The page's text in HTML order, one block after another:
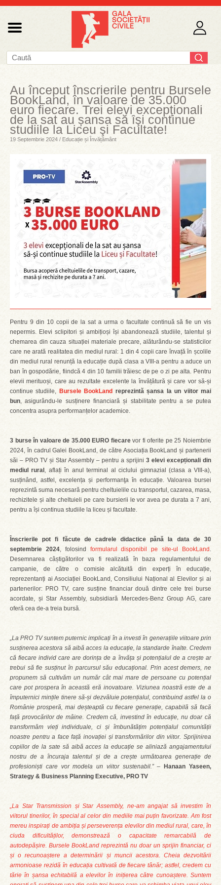
Au început înscrierile pentru Bursele
BookLand, în valoare de 35.000
euro fiecare. Trei elevi excepționali
de la sat au șansa să ȋşi continue
studiile la Liceu şi Facultate!
19 Septembrie 2024 / Educație și Învățământ
Pentru 9 din 10 copii de la sat a urma o facultate continuă să fie un vis
nepermis. Elevi sclipitori și ambițioși își abandonează studiile, talentul și
chemarea din cauza situației materiale precare, alăturându-se statisticilor
care ne arată realitatea din mediul rural: 1 din 4 copii care învață în școlile
din mediul rural renunță la educație după clasa a VIII-a pentru a aduce un
ban în gospodărie, fiindcă 4 din 10 familii trăiesc de pe o zi pe alta. Pentru
elevii merituoși, care au rezultate excelente la învățătură și care vor să-și
continue studiile, Bursele BookLand reprezintă șansa la un viitor mai
bun, asigurându-le susținere financiară și stabilitate pentru a se putea
concentra asupra performanțelor academice.
3 burse în valoare de 35.000 EURO fiecarevor fi oferite pe 25 Noiembrie
2024, în cadrul Galei BookLand, de către Asociația BookLand și partenerii
săi ‒ PRO TV și Star Assembly ‒ pentru a sprijini 3 elevi excepționali din
mediul rural , aflați în anul terminal al ciclului gimnazial (clasa a VIII-a),
susținând, astfel, excelența și performanţa în educație. Valoarea bursei
reprezintă suma necesară pentru cheltuielile cu transportul, cazarea, masa,
rechizitele și alte cheltuieli pe care bursierii le vor avea pe durata a 7 ani,
pentru a își continua studiile la liceu și facultate.
Înscrierile pot fi făcute de cadrele didactice până la data de 30
septembrie 2024, folosind formularul disponibil pe site-ul BookLand .
Desemnarea câștigătorilor va fi realizată în baza regulamentului de
campanie, de către o comisie alcătuită din experți în educație,
reprezentanți ai Asociației BookLand, Consiliului Național al Elevilor și ai
partenerilor: PRO TV, care susține financiar două dintre cele trei burse
acordate, și Star Assembly, subsidiară Mercedes-Benz Group AG, care
oferă cea de-a treia bursă.
„La PRO TV suntem puternic implicați în a investi în generațiile viitoare prin
susținerea acestora să aibă acces la educație, la standarde înalte. Credem
că fiecare individ care are dorința de a învăța și potențialul de a crește ar
trebui să fie susținut în parcursul său educațional. Prin acest demers, ne
propunem să cultivăm un număr cât mai mare de persoane cu potențial
care pot prospera în această eră inovatoare. Viziunea noastră este de a
împuternici mințile tinere să-și dezvăluie potențialul, contribuind astfel la o
Românie prosperă, mai deșteaptă cu fiecare generație, capabilă să facă
față provocărilor de mâine. Credem că, investind în educație, nu doar că
transformăm vieți individuale, ci și îmbunătățim potențialul comunității
noastre pentru a face față inovației și transformărilor din viitor. Sprijinirea
copiilor de la sate să aibă acces la educație se aliniază angajamentului
nostru de a încuraja talentul și de a crește următoarea generație de
profesioniști care vor modela un viitor sustenabil.”‒
Hanaan Yaseen,
Strategy & Business Planning Executive, PRO TV
„La Star Transmission și Star Assembly, ne-am angajat să investim în
viitorul tinerilor, în special al celor din mediile mai puțin favorizate. Am fost
mereu inspirați de ambiția și perseverența elevilor din mediul rural, care, în
ciuda dificultăților, demonstrează o capacitate remarcabilă de
autodepășire. Bursele BookLand reprezintă nu doar un sprijin financiar, ci
și o recunoaștere a determinării și muncii acestora. Cheia dezvoltării
armonioase rezidă în educația cultivată de fiecare tânăr; astfel, credem cu
tărie în șansa echitabilă a elevilor în inițierea către cunoaștere. Suntem